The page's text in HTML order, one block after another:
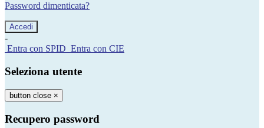
Password dimenticata?
-
Entra con SPID Entra con CIE
Seleziona utente
button close ×
Recupero password